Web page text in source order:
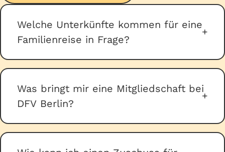
Welche Unterkünfte kommen für eine
Familienreise in Frage?
Für eine Familienreise kommen
verschiedene Unterkunftsarten in
Frage, abhängig von den Bedürfnissen
und Vorlieben der Familie. Wichtig ist
hierbei zu beachten, dass es sich um
Was bringt mir eine Mitgliedschaft bei
DFV Berlin?
Der Deutsche Familienverband, LV
Berlin e.V. setzt sich für Familien ein